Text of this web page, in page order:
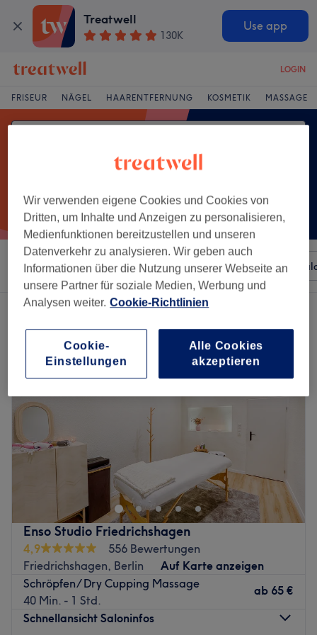
Treatwell
130K
Use app
LOGIN
FRISEUR NÄGEL HAARENTFERNUNG KOSMETIK MASSAGE
Sortieren nach Beliebiger Preis Besonderheiten
Ein Salon, der anbietet: schröpfmassage in Friedrichshagen, Berlin
Enso Studio Friedrichshagen
4,9
556 Bewertungen
Friedrichshagen, Berlin
Auf Karte anzeigen
Schröpfen/ Dry Cupping Massage
40 Min. - 1 Std.
ab 65 €
Schnellansicht Saloninfos
Wir verwenden eigene Cookies und Cookies von
Dritten, um Inhalte und Anzeigen zu personalisieren,
Medienfunktionen bereitzustellen und unseren
Datenverkehr zu analysieren. Wir geben auch
Informationen über die Nutzung unserer Webseite an
unsere Partner für soziale Medien, Werbung und
Analysen weiter. Cookie-Richtlinien
Cookie-
Einstellungen
Alle Cookies
akzeptieren